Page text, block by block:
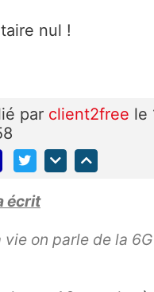
nul !
par client2free le
écrit
vie on parle de la